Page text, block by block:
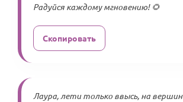
Радуйся каждому мгновению! 🌻
Скопировать
Лаура, лети только ввысь, на